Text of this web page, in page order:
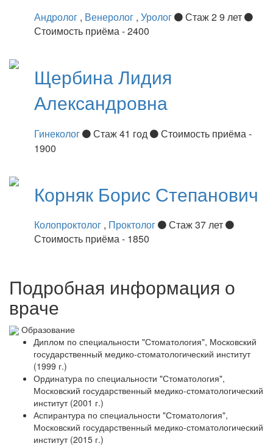
Андролог , Венеролог , Уролог
Стаж 2 9 лет
Стоимость приёма - 2400
ЩербинаЛидия
Александровна
Гинеколог Стаж 41 год
Стоимость приёма -
1900
Корняк Борис Степанович
Колопроктолог , Проктолог
Стаж 37 лет
Стоимость приёма - 1850
Подробная информация о
враче
Образование
Диплом по специальности "Стоматология", Московский
государственный медико-стоматологический институт
(1999 г.)
Ординатура по специальности "Стоматология",
Московский государственный медико-стоматологический
институт (2001 г.)
Аспирантура по специальности "Стоматология",
Московский государственный медико-стоматологический
институт (2015 г.)